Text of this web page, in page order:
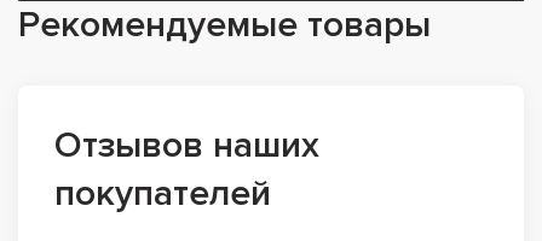
Рекомендуемые товары
Отзывов наших
покупателей